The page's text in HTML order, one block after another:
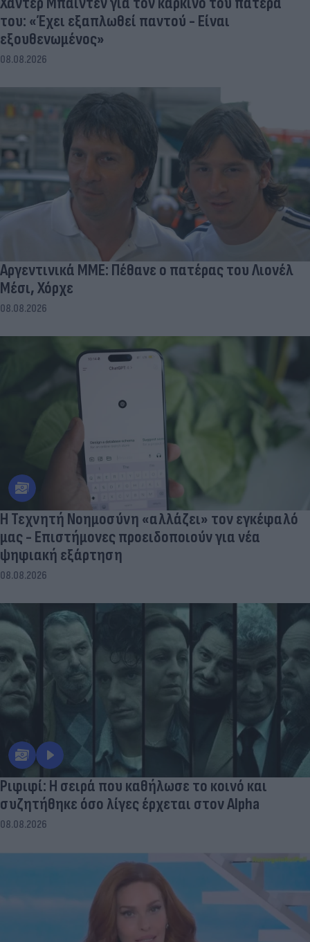
του: «Έχει εξαπλωθεί παντού - Είναι
εξουθενωμένος»
08.08.2026
Αργεντινικά ΜΜΕ: Πέθανε ο πατέρας του Λιονέλ
Μέσι, Χόρχε
08.08.2026
Η Τεχνητή Νοημοσύνη «αλλάζει» τον εγκέφαλό
μας - Eπιστήμονες προειδοποιούν για νέα
ψηφιακή εξάρτηση
08.08.2026
Ριφιφί: Η σειρά που καθήλωσε το κοινό και
συζητήθηκε όσο λίγες έρχεται στον Alpha
08.08.2026